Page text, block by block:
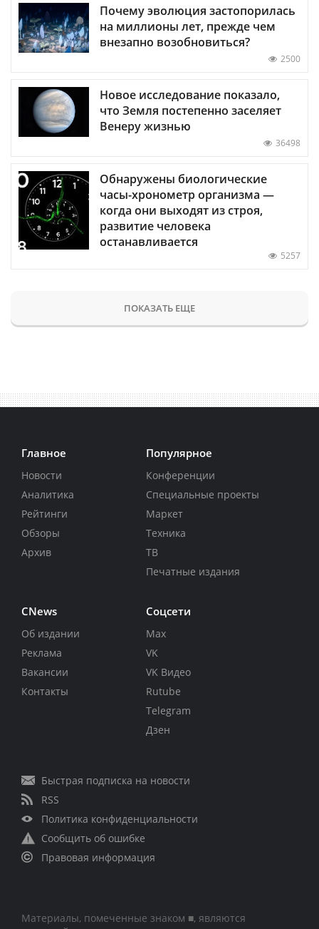
Почему эволюция застопорилась
на миллионы лет, прежде чем
внезапно возобновиться?
2500
Новое исследование показало,
что Земля постепенно заселяет
Венеру жизнью
36498
Обнаружены биологические
часы-хронометр организма —
когда они выходят из строя,
развитие человека
останавливается
5257
ПОКАЗАТЬ ЕЩЕ
Главное
Новости
Аналитика
Рейтинги
Обзоры
Архив
Популярное
Конференции
Специальные проекты
Маркет
Техника
ТВ
Печатные издания
CNews
Об издании
Реклама
Вакансии
Контакты
Соцсети
Max
VK
VK Видео
Rutube
Telegram
Дзен
Быстрая подписка на новости
RSS
Политика конфиденциальности
Сообщить об ошибке
Правовая информация
Материалы, помеченные знаком ■, являются